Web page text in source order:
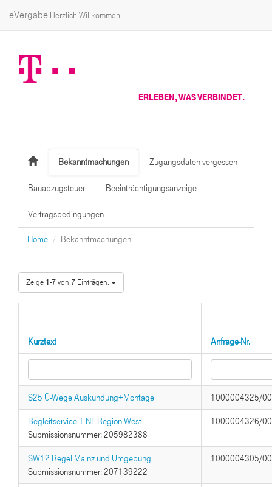
eVergabe Herzlich Willkommen
ERLEBEN, WAS VERBINDET.
Bekanntmachungen Zugangsdaten vergessen
Bauabzugsteuer Beeinträchtigungsanzeige
Vertragsbedingungen
Home Bekanntmachungen
Zeige 1-7von 7 Einträgen.
Kurztext Anfrage-Nr.
S25 Ü-Wege Auskundung+Montage 1000004325/
Begleitservice T NL Region West
Submissionsnummer: 205982388
1000004326/
SW12 Regel Mainz und Umgebung
Submissionsnummer: 207139222
1000004305/